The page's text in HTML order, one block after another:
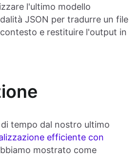
l'ultimo modello
JSON per tradurre un file
e restituire l'output in
tempo dal nostro ultimo
efficiente con
mostrato come